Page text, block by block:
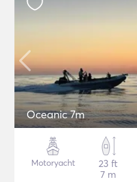
Oceanic 7m
Motoryacht
23 ft
7 m